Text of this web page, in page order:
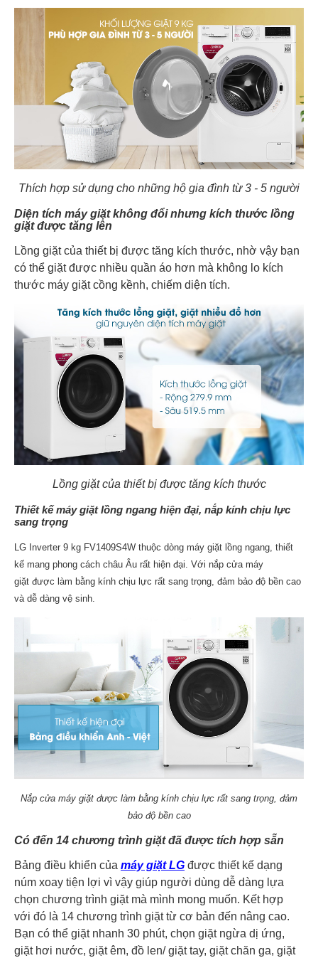
Thích hợp sử dụng cho những hộ gia đình từ 3 - 5 người
Diện tích máy giặt không đổi nhưng kích thước lồng
giặt được tăng lên
Lồng giặt của thiết bị được tăng kích thước, nhờ vậy bạn
có thể giặt được nhiều quần áo hơn mà không lo kích
thước máy giặt cồng kềnh, chiếm diện tích.
Lồng giặt của thiết bị được tăng kích thước
Thiết kế máy giặt lồng ngang hiện đại, nắp kính chịu lực
sang trọng
LG Inverter 9 kg FV1409S4W thuộc dòng máy giặt lồng ngang, thiết
kế mang phong cách châu Âu rất hiện đại. Với nắp cửa máy
giặt được làm bằng kính chịu lực rất sang trọng, đảm bảo độ bền cao
và dễ dàng vệ sinh.
Nắp cửa máy giặt được làm bằng kính chịu lực rất sang trọng, đảm
bảo độ bền cao
Có đến 14 chương trình giặt đã được tích hợp sẵn
Bảng điều khiển của máy giặt LG được thiết kế dạng
núm xoay tiện lợi vì vậy giúp người dùng dễ dàng lựa
chọn chương trình giặt mà mình mong muốn. Kết hợp
với đó là 14 chương trình giặt từ cơ bản đến nâng cao.
Bạn có thể giặt nhanh 30 phút, chọn giặt ngừa dị ứng,
giặt hơi nước, giặt êm, đồ len/ giặt tay, giặt chăn ga, giặt